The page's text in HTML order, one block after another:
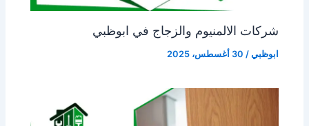
شركات الالمنيوم والزجاج في ابوظبي
ابوظبي / 30 أغسطس، 2025